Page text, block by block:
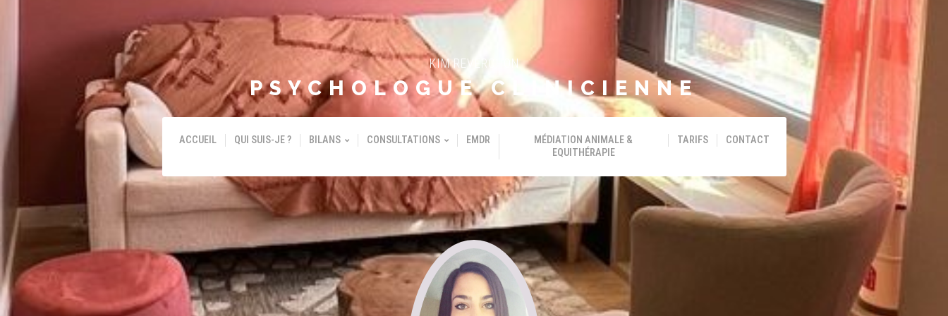
KIM REVERCHON
PSYCHOLOGUE CLINICIENNE
ACCUEIL QUI SUIS-JE ? BILANS CONSULTATIONS EMDR
MÉDIATION ANIMALE &
EQUITHÉRAPIE
TARIFS CONTACT